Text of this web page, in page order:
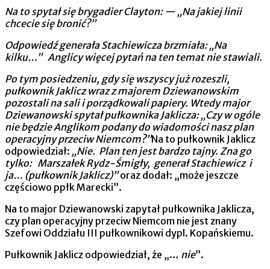
Na to spytał się brygadier Clayton: — „Na jakiej linii
chce­cie się bronić?”
Odpowiedź generała Stachiewicza brzmiała: „Na
kilku…” Anglicy więcej pytań na ten temat nie stawiali.
Po tym posiedzeniu, gdy się wszyscy już rozeszli,
pułkow­nik Jaklicz wraz z majorem Dziewanowskim
pozostali na sali i porządkowali papiery. Wtedy major
Dziewanowski spytał pułkownika Jaklicza: „Czy w ogóle
nie będzie Anglikom podany do wiadomości nasz plan
operacyjny przeciw Niemcom?”Na to pułkownik Jaklicz
odpowiedział: „Nie. Plan ten jest bardzo tajny. Zna go
tylko: Marszałek Rydz-Śmigły, generał Stachiewicz i
ja… (pułkownik Jaklicz)”oraz dodał: „może jeszcze
częściowo ppłk Marecki”.
Na to major Dziewanowski zapytał pułkownika Jaklicza,
czy plan operacyjny przeciw Niemcom nie jest znany
Szefowi Oddziału III pułkownikowi dypl. Kopańskiemu.
Pułkownik Jaklicz odpowiedział, że „… nie”.